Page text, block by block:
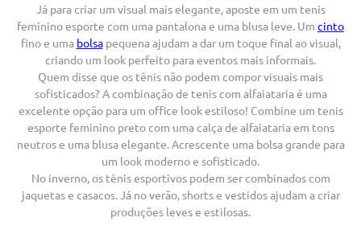
Já para criar um visual mais elegante, aposte em um tenis
feminino esporte com uma pantalona e uma blusa leve. Um cinto
fino e uma bolsapequena ajudam a dar um toque final ao visual,
criando um look perfeito para eventos mais informais.
Quem disse que os tênis não podem compor visuais mais
sofisticados? A combinação de tenis com alfaiataria é uma
excelente opção para um office look estiloso! Combine um tenis
esporte feminino preto com uma calça de alfaiataria em tons
neutros e uma blusa elegante. Acrescente uma bolsa grande para
um look moderno e sofisticado.
No inverno, os tênis esportivos podem ser combinados com
jaquetas e casacos. Já no verão, shorts e vestidos ajudam a criar
produções leves e estilosas.